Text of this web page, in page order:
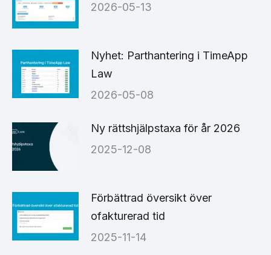
2026-05-13
Nyhet: Parthantering i TimeApp
Law
2026-05-08
Ny rättshjälpstaxa för år 2026
2025-12-08
Förbättrad översikt över
ofakturerad tid
2025-11-14